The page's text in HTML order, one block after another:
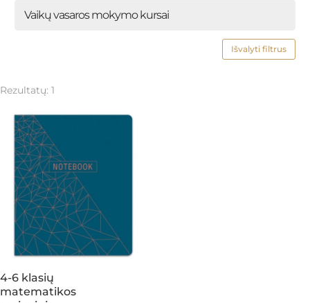
Vaikų vasaros mokymo kursai
Išvalyti filtrus
Rezultatų: 1
4-6 klasių
matematikos